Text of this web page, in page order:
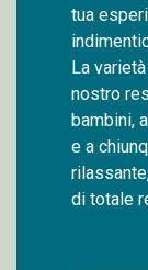
tua
La
nostro
bambini,
e a
di totale